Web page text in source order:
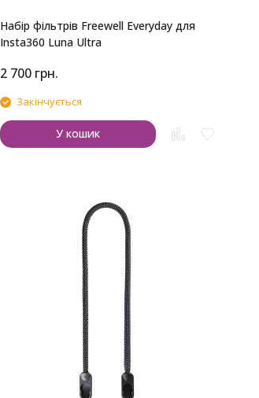
Набір фільтрів Freewell Everyday для
Insta360 Luna Ultra
2 700 грн.
Закінчується
У кошик